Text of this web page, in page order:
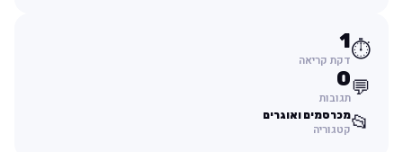
⏱️
1
דקת קריאה
💬
0
תגובות
📂מכרסמים ואוגרים
קטגוריה